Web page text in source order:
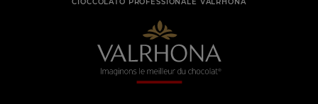
CIOCCOLATO PROFESSIONALE VALRHONA